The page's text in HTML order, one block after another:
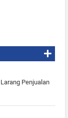
Penjualan